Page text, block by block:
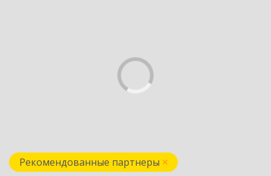
Рекомендованные партнеры